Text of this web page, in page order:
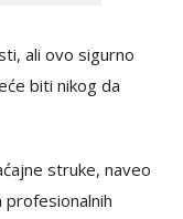
ali ovo sigurno
biti nikog da
struke, naveo